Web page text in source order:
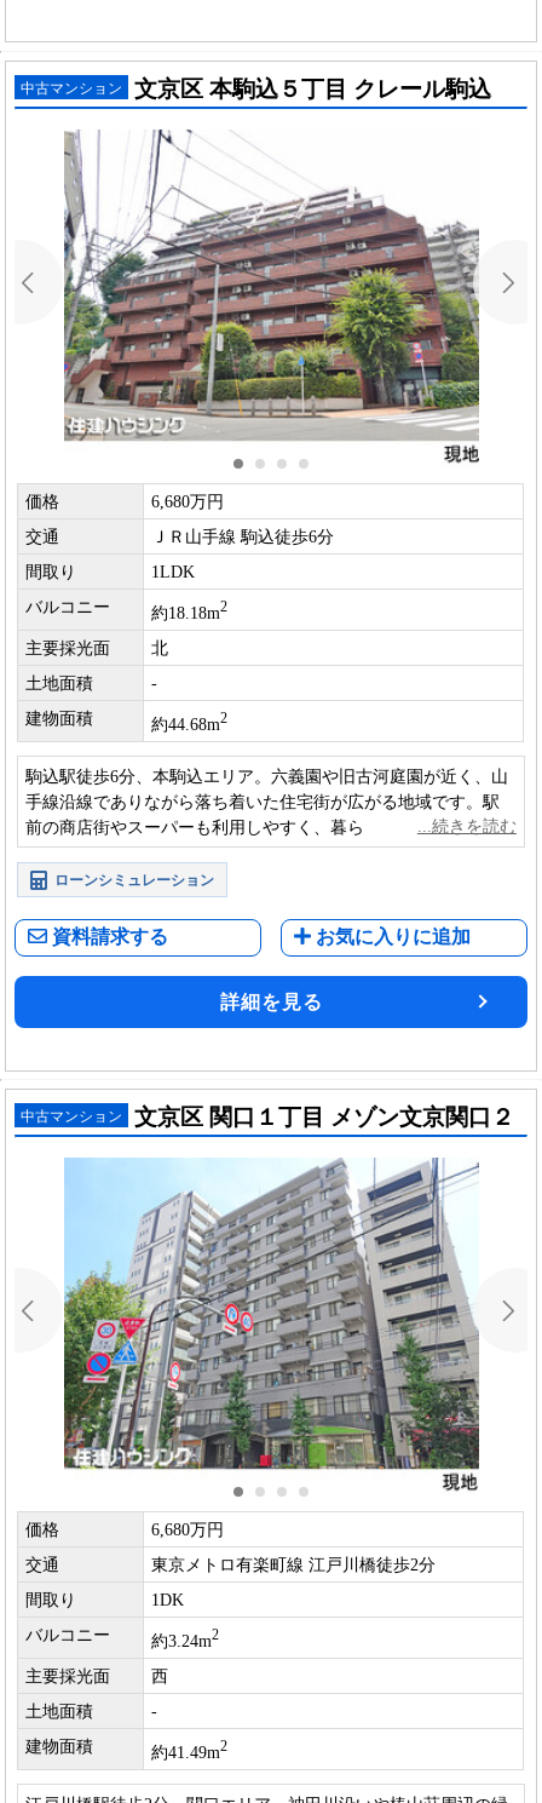
中古マンション 文京区 本駒込５丁目 クレール駒込
価格
6,680万円
交通
ＪＲ山手線 駒込徒歩6分
間取り
1LDK
バルコニー
約18.18m2
主要採光面
北
土地面積
-
建物面積
約44.68m2
駒込駅徒歩6分、本駒込エリア。六義園や旧古河庭園が近く、山
手線沿線でありながら落ち着いた住宅街が広がる地域です。駅
前の商店街やスーパーも利用しやすく、暮らしやすさを感じら
れる立地です。
ローンシミュレーション
資料請求する お気に入りに追加
詳細を見る
中古マンション 文京区 関口１丁目 メゾン文京関口２
価格
6,680万円
交通
東京メトロ有楽町線 江戸川橋徒歩2分
間取り
1DK
バルコニー
約3.24m2
主要採光面
西
土地面積
-
建物面積
約41.49m2